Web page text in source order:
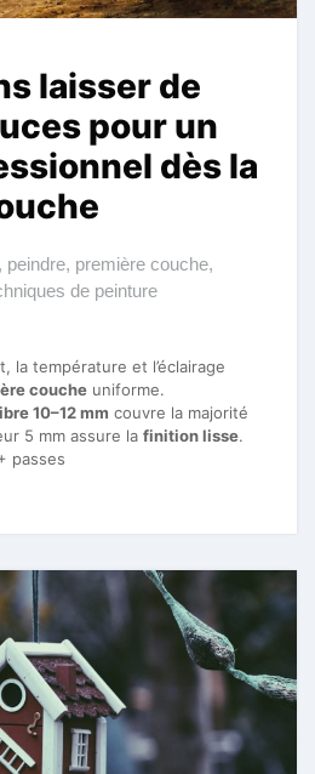
laisser de
pour un
dès la
, peindre, première couche,
de peinture
la température et l’éclairage
couche uniforme.
10–12 mm couvre la majorité
5 mm assure la finition lisse.
passes